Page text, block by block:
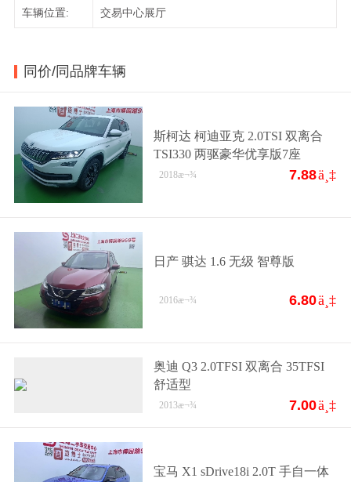
车辆位置: 交易中心展厅
同价/同品牌车辆
斯柯达 柯迪亚克 2.0TSI 双离合
TSI330 两驱豪华优享版7座
7.88ä¸‡
2018æ¬¾
日产 骐达 1.6 无级 智尊版
6.80ä¸‡
2016æ¬¾
奥迪 Q3 2.0TFSI 双离合 35TFSI
舒适型
7.00ä¸‡
2013æ¬¾
宝马 X1 sDrive18i 2.0T 手自一体